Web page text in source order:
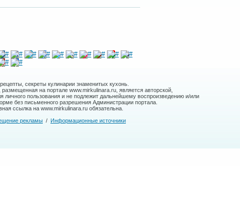
секреты кулинарии знаменитых кухонь.
на портале www.mirkulinara.ru, является авторской,
личного пользования и не подлежит дальнейшему воспроизведению и/или
без письменного разрешения Администрации портала.
ссылка на www.mirkulinara.ru обязательна.
рекламы / Информационные источники